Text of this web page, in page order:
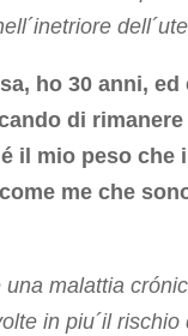
ho 30 anni, ed
di
il mio peso che
me che
una malattia
in piu´il rischio